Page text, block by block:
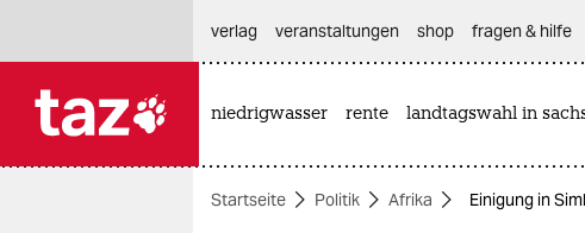
themen
verlag
veranstaltungen shop fragen & hilfe
niedrigwasser rente landtagswahl in
Startseite Politik Afrika Einigung in